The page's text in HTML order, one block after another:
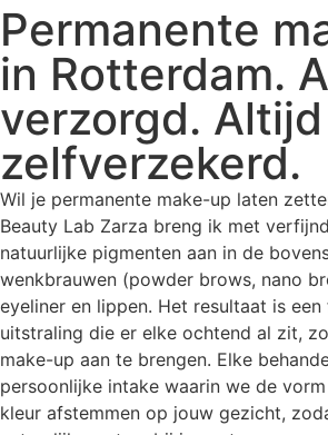
Permanente
in Rotterdam.
verzorgd. Altijd
zelfverzekerd.
Wil je permanente make-up laten
Beauty Lab Zarza breng ik met
natuurlijke pigmenten aan in de
wenkbrauwen (powder brows, nano
eyeliner en lippen. Het resultaat is
uitstraling die er elke ochtend al zit,
make-up aan te brengen. Elke
persoonlijke intake waarin we de
kleur afstemmen op jouw gezicht,